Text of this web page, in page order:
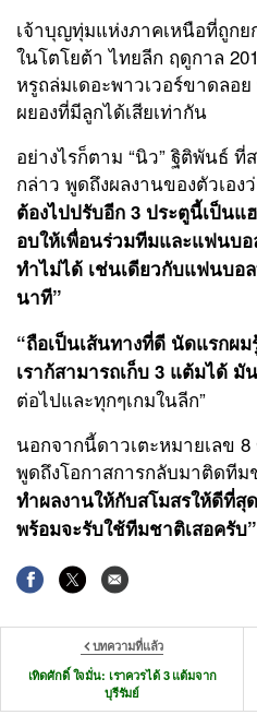
เจ้าบุญทุ่มแห่งภาคเหนือที่ถูก
ในโตโยต้า ไทยลีก ฤดูกาล
หรูถล่มเดอะพาวเวอร์ขาดลอ
ผยองที่มีลูกได้เสียเท่ากัน
อย่างไรก็ตาม “นิว” ฐิติพันธ์ ที่
กล่าว พูดถึงผลงานของตัวเอง
ต้องไปปรับอีก 3 ประตูนี้เป็น
อบให้เพื่อนร่วมทีมและแฟนบ
ทำไม่ได้ เช่นเดียวกับแฟนบอล
นาที”
“ถือเป็นเส้นทางที่ดี นัดแรกผ
เราก้สามารถเก็บ 3 แต้มได้ มั
ต่อไปและทุกๆเกมในลีก”
นอกจากนี้ดาวเตะหมายเลข 8
พูดถึงโอกาสการกลับมาติดทีม
ทำผลงานให้กับสโมสรให้ดีที่สุ
พร้อมจะรับใช้ทีมชาติเสอครับ”
บทความที่แล้ว
เทิดศักดิ์ ใจมั่น: เราควรได้ 3 แต้มจาก
บุรีรัมย์